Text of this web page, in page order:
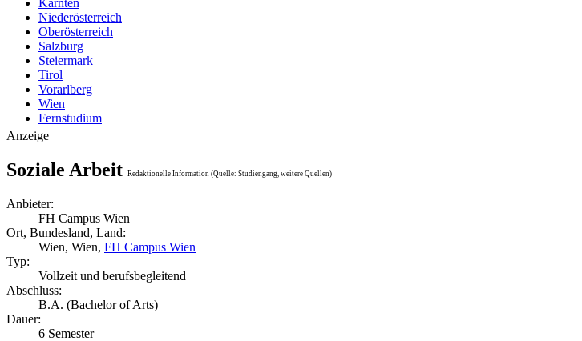
Kärnten
Niederösterreich
Oberösterreich
Salzburg
Steiermark
Tirol
Vorarlberg
Wien
Fernstudium
Anzeige
Soziale Arbeit Redaktionelle Information (Quelle: Studiengang, weitere Quellen)
Anbieter:
FH Campus Wien
Ort, Bundesland, Land:
Wien, Wien, FH Campus Wien
Typ:
Vollzeit und berufsbegleitend
Abschluss:
B.A. (Bachelor of Arts)
Dauer:
6 Semester